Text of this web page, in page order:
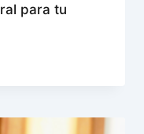
para tu